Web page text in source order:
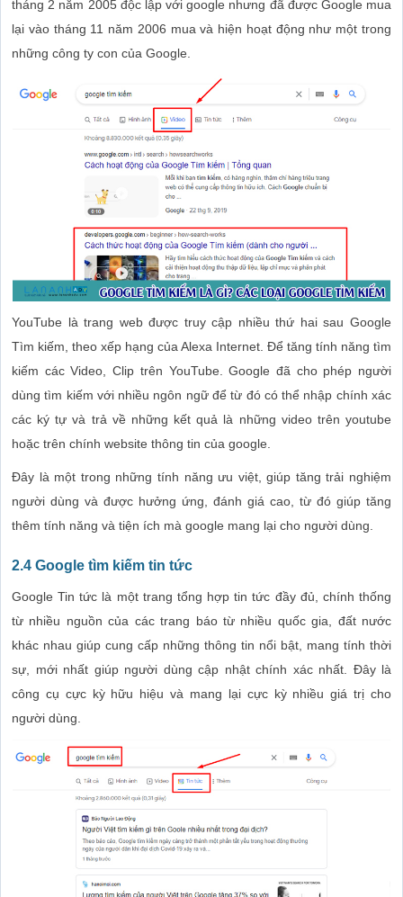
tháng 2 năm 2005 độc lập với google nhưng đã được Google mua
lại vào tháng 11 năm 2006 mua và hiện hoạt động như một trong
những công ty con của Google.
YouTube là trang web được truy cập nhiều thứ hai sau Google
Tìm kiếm, theo xếp hạng của Alexa Internet. Để tăng tính năng tìm
kiếm các Video, Clip trên YouTube. Google đã cho phép người
dùng tìm kiếm với nhiều ngôn ngữ để từ đó có thể nhập chính xác
các ký tự và trả về những kết quả là những video trên youtube
hoặc trên chính website thông tin của google.
Đây là một trong những tính năng ưu việt, giúp tăng trải nghiệm
người dùng và được hưởng ứng, đánh giá cao, từ đó giúp tăng
thêm tính năng và tiện ích mà google mang lại cho người dùng.
2.4 Google tìm kiếm tin tức
Google Tin tức là một trang tổng hợp tin tức đầy đủ, chính thống
từ nhiều nguồn của các trang báo từ nhiều quốc gia, đất nước
khác nhau giúp cung cấp những thông tin nổi bật, mang tính thời
sự, mới nhất giúp người dùng cập nhật chính xác nhất. Đây là
công cụ cực kỳ hữu hiệu và mang lại cực kỳ nhiều giá trị cho
người dùng.